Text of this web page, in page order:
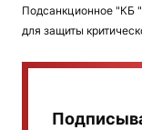
Подсанкционное "КБ
для защиты